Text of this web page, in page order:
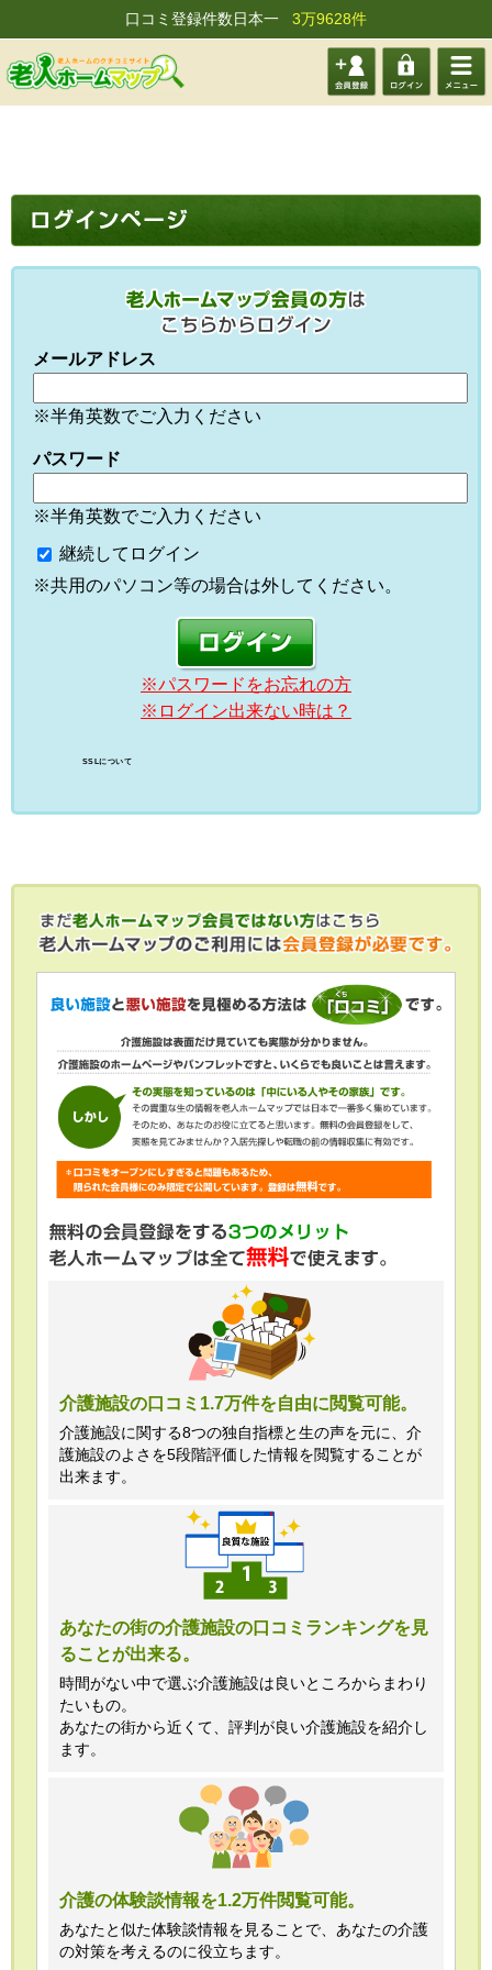
口コミ登録件数日本一 3万9628件
会員登 ログイ メニュ
介護施設の口コミ1.7万件を自由に閲覧可能。
介護施設に関する8つの独自指標と生の声を元に、介
護施設のよさを5段階評価した情報を閲覧することが
出来ます。
あなたの街の介護施設の口コミランキングを見
ることが出来る。
時間がない中で選ぶ介護施設は良いところからまわり
たいもの。
あなたの街から近くて、評判が良い介護施設を紹介し
ます。
介護の体験談情報を1.2万件閲覧可能。
あなたと似た体験談情報を見ることで、あなたの介護
の対策を考えるのに役立ちます。
メールアドレス
※半角英数でご入力ください
パスワード
※半角英数でご入力ください
継続してログイン
※共用のパソコン等の場合は外してください。
※パスワードをお忘れの方
※ログイン出来ない時は？
SSLについて